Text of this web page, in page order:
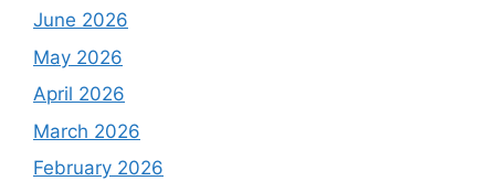
June 2026
May 2026
April 2026
March 2026
February 2026